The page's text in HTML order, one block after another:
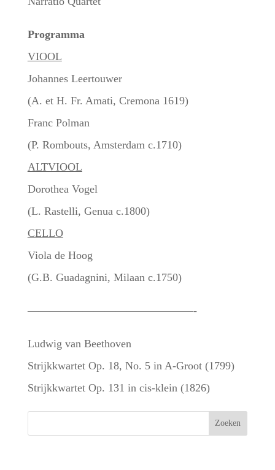
Programma
VIOOL
Johannes Leertouwer
(A. et H. Fr. Amati, Cremona 1619)
Franc Polman
(P. Rombouts, Amsterdam c.1710)
ALTVIOOL
Dorothea Vogel
(L. Rastelli, Genua c.1800)
CELLO
Viola de Hoog
(G.B. Guadagnini, Milaan c.1750)
———————————————-
Ludwig van Beethoven
Strijkkwartet Op. 18, No. 5 in A-Groot (1799)
Strijkkwartet Op. 131 in cis-klein (1826)